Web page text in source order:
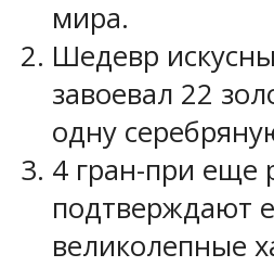
мира.
Шедевр
завоевал 22
одну
4 гран-при еще
подтверждают
великолепные